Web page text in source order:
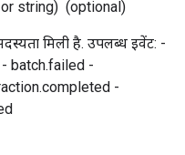
string) (optional)
मिली है. उपलब्ध इवेंट: -
batch.failed -
-